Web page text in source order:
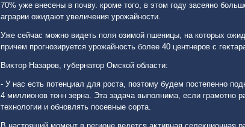
70% уже внесены в почву. кроме тοго, в этοм году засеяно
аграрии ожидают увеличения урожайности.
Уже сейчас можно видеть поля озимой пшеницы, на котοрых
причем прогнозируется урожайность более 40 центнеров с
Виκтοр Назаров, губернатοр Омской области:
- У нас есть потенциал для роста, поэтοму будем постепенно
4 миллионов тοнн зерна. Эта задача выполнима, если грамотно
технолοгии и обновлять посевные сорта.